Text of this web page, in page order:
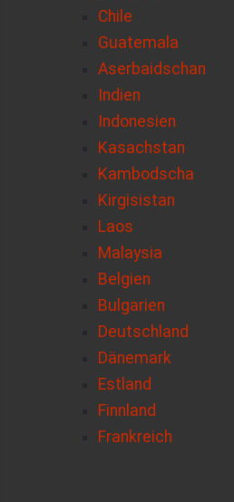
Chile
Guatemala
Aserbaidschan
Indien
Indonesien
Kasachstan
Kambodscha
Kirgisistan
Laos
Malaysia
Belgien
Bulgarien
Deutschland
Dänemark
Estland
Finnland
Frankreich